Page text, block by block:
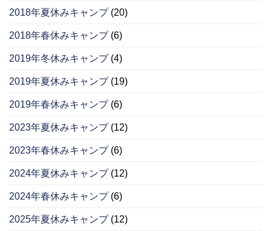
2018年夏休みキャンプ(20)
2018年春休みキャンプ(6)
2019年冬休みキャンプ(4)
2019年夏休みキャンプ(19)
2019年春休みキャンプ(6)
2023年夏休みキャンプ(12)
2023年春休みキャンプ(6)
2024年夏休みキャンプ(12)
2024年春休みキャンプ(6)
2025年夏休みキャンプ(12)